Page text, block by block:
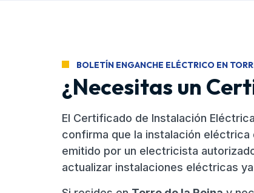
BOLETÍN ENGANCHE ELÉCTRICO EN
¿Necesitas un
El Certificado de Instalación
confirma que la instalación
emitido por un electricista
actualizar instalaciones eléctricas